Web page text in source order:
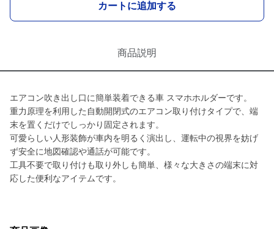
カートに追加する
商品説明
エアコン吹き出し口に簡単装着できる車 スマホホルダーです。
重力原理を利用した自動開閉式のエアコン取り付けタイプで、端
末を置くだけでしっかり固定されます。
可愛らしい人形装飾が車内を明るく演出し、運転中の視界を妨げ
ず安全に地図確認や通話が可能です。
工具不要で取り付けも取り外しも簡単、様々な大きさの端末に対
応した便利なアイテムです。